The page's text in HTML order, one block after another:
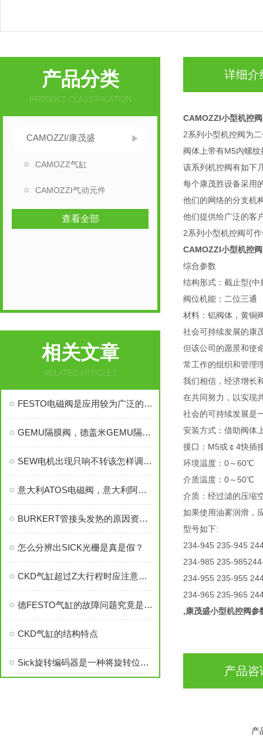
产品分类
PRODUCT CLASSIFICATION
CAMOZZI/康茂盛
CAMOZZ气缸
CAMOZZI气动元件
查看全部
相关文章
RELATED ARTICLES
FESTO电磁阀是应用较为广泛的阀门之一
GEMU隔膜阀，德盖米GEMU隔膜阀，盖米隔膜阀
SEW电机出现只响不转该怎样调试处理
意大利ATOS电磁阀，意大利阿托斯电磁阀，ATOS电磁阀
BURKERT管接头发热的原因资料分为哪些
怎么分辨出SICK光栅是真是假？
CKD气缸超过Z大行程时应注意哪些事项
德FESTO气缸的故障问题究竟是那些原因导致而成
CKD气缸的结构特点
Sick旋转编码器是一种将旋转位移转换成一串数字脉冲信号的旋转式传感器
详细介
CAMOZZI小型机控
2系列小型机控阀为
阀体上带有M5内螺
该系列机控阀有如下
每个康茂胜设备采用
他们的网络的分支机
他们提供给广泛的客
2系列小型机控阀可
CAMOZZI小型机控
综合参数
结构形式：截止型(中
阀位机能：二位三通
材料：铝阀体，黄铜
社会可持续发展的康
但该公司的愿景和使
常工作的组织和管理
我们相信，经济增长
在共同努力，以实现
社会的可持续发展是
安装方式：借助阀体
接口：M5或￠4快插
环境温度：0～60℃
介质温度：0～50℃
介质：经过滤的压缩
如果使用油雾润滑，
型号如下:
234-945 235-945
234-985 235-
234-955 235-955
234-965 235-965
,康茂盛小型机控阀参
产品咨
产